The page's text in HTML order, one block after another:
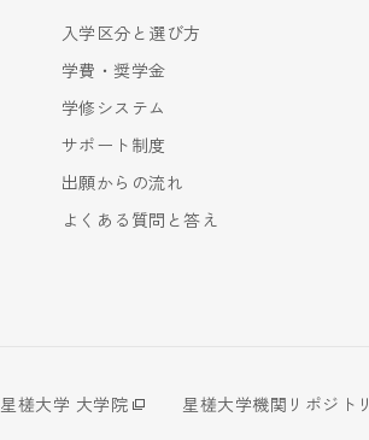
入学区分と選び方
学費・奨学金
学修システム
サポート制度
出願からの流れ
よくある質問と答え
星槎大学 大学院
星槎大学機関リポジトリ